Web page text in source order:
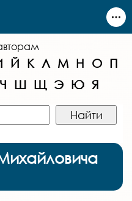
Й К Л М Н О П
Ч Ш Щ Э Ю Я